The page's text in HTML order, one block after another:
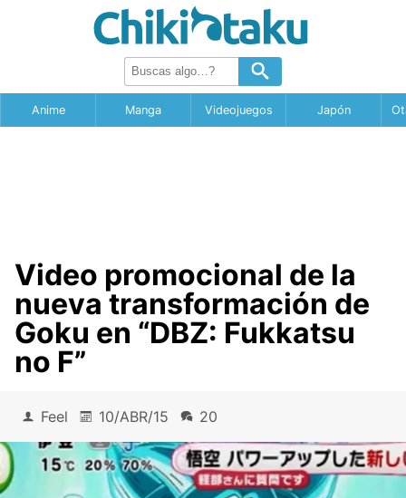
Anime Manga Videojuegos Japón
Video promocional de la
nueva transformación de
Goku en “DBZ: Fukkatsu
no F”
Feel 10/ABR/15 20